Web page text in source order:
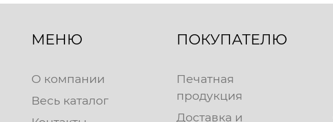
МЕНЮ
О компании
Весь каталог
ПОКУПАТЕЛЮ
Печатная
продукция
Доставка и